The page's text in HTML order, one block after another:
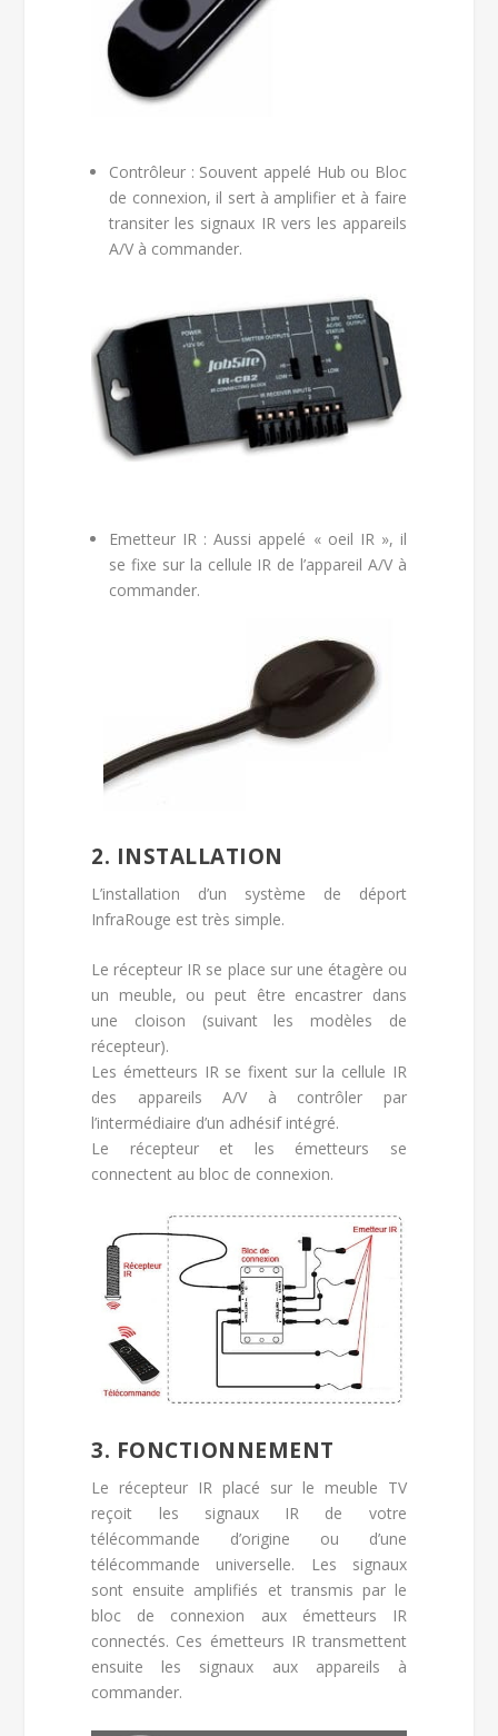
Contrôleur : Souvent appelé Hub ou Bloc
de connexion, il sert à amplifier et à faire
transiter les signaux IR vers les appareils
A/V à commander.
Emetteur IR : Aussi appelé « oeil IR », il
se fixe sur la cellule IR de l’appareil A/V à
commander.
2. INSTALLATION
L’installation d’un système de déport
InfraRouge est très simple.
Le récepteur IR se place sur une étagère ou
un meuble, ou peut être encastrer dans
une cloison (suivant les modèles de
récepteur).
Les émetteurs IR se fixent sur la cellule IR
des appareils A/V à contrôler par
l’intermédiaire d’un adhésif intégré.
Le récepteur et les émetteurs se
connectent au bloc de connexion.
3. FONCTIONNEMENT
Le récepteur IR placé sur le meuble TV
reçoit les signaux IR de votre
télécommande d’origine ou d’une
télécommande universelle. Les signaux
sont ensuite amplifiés et transmis par le
bloc de connexion aux émetteurs IR
connectés. Ces émetteurs IR transmettent
ensuite les signaux aux appareils à
commander.